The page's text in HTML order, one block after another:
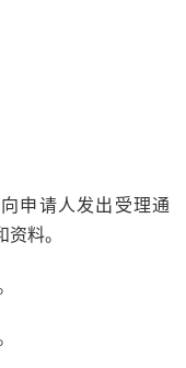
申请人发出受理通
料。